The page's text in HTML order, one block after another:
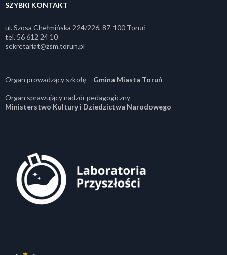
SZYBKI KONTAKT
ul. Szosa Chełmińska 224/226, 87-100 Toruń
tel. 56 612 24 10
sekretariat@zsm.torun.pl
Organ prowadzący szkołę – Gmina Miasta Toruń
Organ sprawujący nadzór pedagogiczny –
Ministerstwo Kultury i Dziedzictwa Narodowego